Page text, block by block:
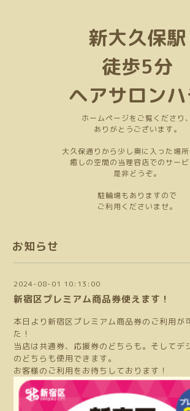
新大久保
徒歩5分
ヘアサロンハ
ホームページをご覧くださり、
ありがとうございます。
大久保通りから少し奥に入った場
癒しの空間の当理容店でのサービ
是非どうぞ。
駐輪場もありますので
ご利用くださいませ。
お知らせ
2024-08-01 10:13:00
新宿区プレミアム商品券使えます！
本日より新宿区プレミアム商品券のご利用が
た！
当店は共通券、応援券のどちらも。そしてデ
のどちらも使用できます。
お客様のご利用をお待ちしております！